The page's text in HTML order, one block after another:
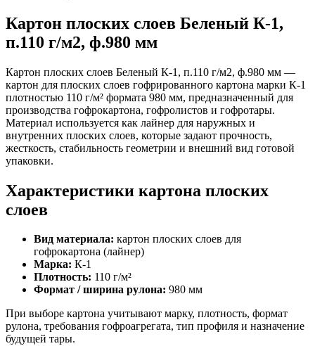
Картон плоских слоев Беленый К-1,
п.110 г/м2, ф.980 мм
Картон плоских слоев Беленый К-1, п.110 г/м2, ф.980 мм —
картон для плоских слоев гофрированного картона марки К-1
плотностью 110 г/м² формата 980 мм, предназначенный для
производства гофрокартона, гофролистов и гофротары.
Материал используется как лайнер для наружных и
внутренних плоских слоев, которые задают прочность,
жесткость, стабильность геометрии и внешний вид готовой
упаковки.
Характеристики картона плоских
слоев
Вид материала: картон плоских слоев для
гофрокартона (лайнер)
Марка: К-1
Плотность: 110 г/м²
Формат / ширина рулона: 980 мм
При выборе картона учитывают марку, плотность, формат
рулона, требования гофроагрегата, тип профиля и назначение
будущей тары.